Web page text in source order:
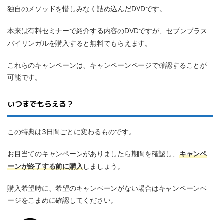
独自のメソッドを惜しみなく詰め込んだDVDです。
本来は有料セミナーで紹介する内容のDVDですが、セブンプラス
バイリンガルを購入すると無料でもらえます。
これらのキャンペーンは、キャンペーンページで確認することが
可能です。
いつまでもらえる？
この特典は3日間ごとに変わるものです。
お目当てのキャンペーンがありましたら期間を確認し、 キャンペ
ーンが終了する前に購入しましょう。
購入希望時に、希望のキャンペーンがない場合はキャンペーンペ
ージをこまめに確認してください。